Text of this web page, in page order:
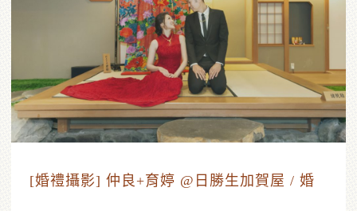
[婚禮攝影] 仲良+育婷 @日勝生加賀屋 / 婚